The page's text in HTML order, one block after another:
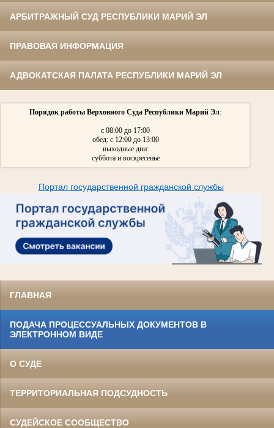
АРБИТРАЖНЫЙ СУД РЕСПУБЛИКИ МАРИЙ ЭЛ
ПРАВОВАЯ ИНФОРМАЦИЯ
АДВОКАТСКАЯ ПАЛАТА РЕСПУБЛИКИ МАРИЙ ЭЛ
Порядок работы Верховного Суда Республики Марий Эл:
с 08:00 до 17:00
обед: с 12:00 до 13:00
выходные дни:
суббота и воскресенье
Портал государственной гражданской службы
ГЛАВНАЯ
ПОДАЧА ПРОЦЕССУАЛЬНЫХ ДОКУМЕНТОВ В
ЭЛЕКТРОННОМ ВИДЕ
О СУДЕ
ТЕРРИТОРИАЛЬНАЯ ПОДСУДНОСТЬ
СУДЕЙСКОЕ СООБЩЕСТВО